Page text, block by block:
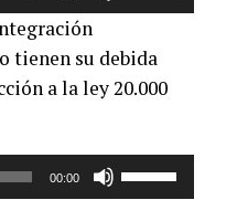
aumentar
disminuir
el
de
flecha
tienen su debida
a la ley 20.000
00:00